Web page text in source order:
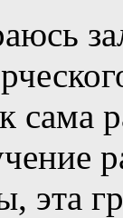
сама
эта